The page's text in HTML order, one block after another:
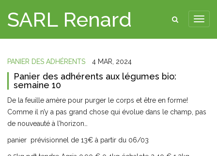
SARL Renard
PANIER DES ADHÉRENTS 4 MAR, 2024
Panier des adhérents aux légumes bio:
semaine 10
De la feuille amère pour purger le corps et être en forme!
Comme il n’y a pas grand chose qui évolue dans le champ, pas
de nouveauté à l’horizon…
panier prévisionnel de 13€ à partir du 06/03